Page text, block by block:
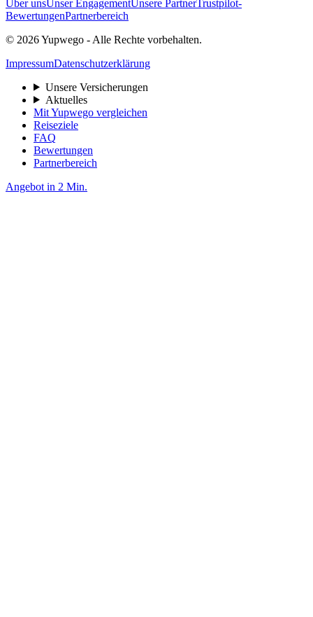
Über unsUnser EngagementUnsere PartnerTrustpilot-
BewertungenPartnerbereich
© 2026 Yupwego - Alle Rechte vorbehalten.
ImpressumDatenschutzerklärung
Unsere Versicherungen
Aktuelles
Mit Yupwego vergleichen
Reiseziele
FAQ
Bewertungen
Partnerbereich
Angebot in 2 Min.